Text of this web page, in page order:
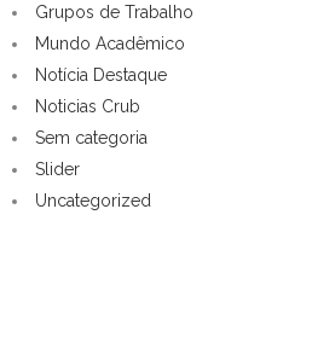
Grupos de Trabalho
Mundo Acadêmico
Notícia Destaque
Noticias Crub
Sem categoria
Slider
Uncategorized